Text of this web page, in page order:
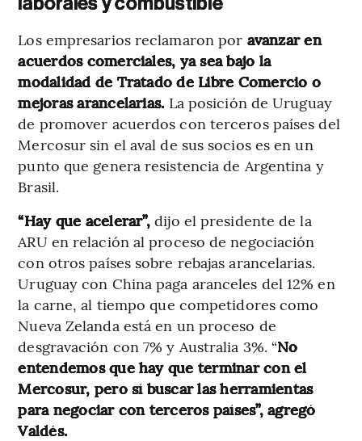
Los empresarios reclamaron por avanzar en
acuerdos comerciales, ya sea bajo la
modalidad de Tratado de Libre Comercio o
mejoras arancelarias. La posición de Uruguay
de promover acuerdos con terceros países del
Mercosur sin el aval de sus socios es en un
punto que genera resistencia de Argentina y
Brasil.
“Hay que acelerar”,dijo el presidente de la
ARU en relación al proceso de negociación
con otros países sobre rebajas arancelarias.
Uruguay con China paga aranceles del 12% en
la carne, al tiempo que competidores como
Nueva Zelanda está en un proceso de
desgravación con 7% y Australia 3%. “No
entendemos que hay que terminar con el
Mercosur, pero sí buscar las herramientas
para negociar con terceros países”, agregó
Valdés.